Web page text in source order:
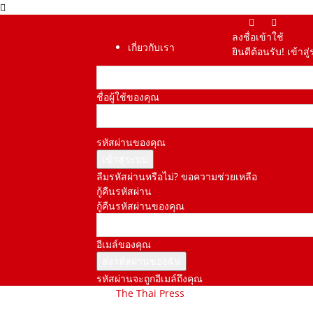
เกี่ยวกับเรา
ลงชื่อเข้าใช้
ยินดีต้อนรับ! เข้า
ชื่อผู้ใช้ของคุณ
รหัสผ่านของคุณ
ลืมรหัสผ่านหรือไม่? ขอความช่วยเหลือ
กู้คืนรหัสผ่าน
กู้คืนรหัสผ่านของคุณ
อีเมล์ของคุณ
รหัสผ่านจะถูกอีเมล์ถึงคุณ
The Thai Press